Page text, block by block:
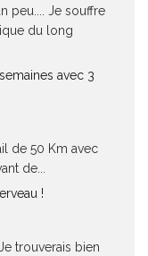
peu.... Je souffre
du long
avec 3
de 50 Km avec
de...
!
trouverais bien